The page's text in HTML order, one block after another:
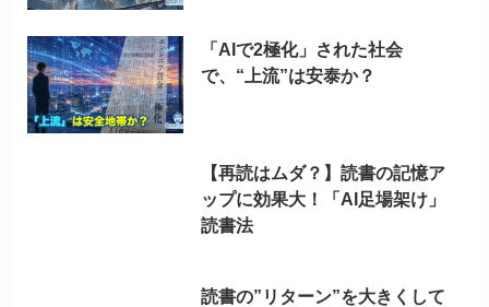
「AIで2極化」された社会
で、“上流”は安泰か？
【再読はムダ？】読書の記憶ア
ップに効果大！「AI足場架け」
読書法
読書の”リターン”を大きくして